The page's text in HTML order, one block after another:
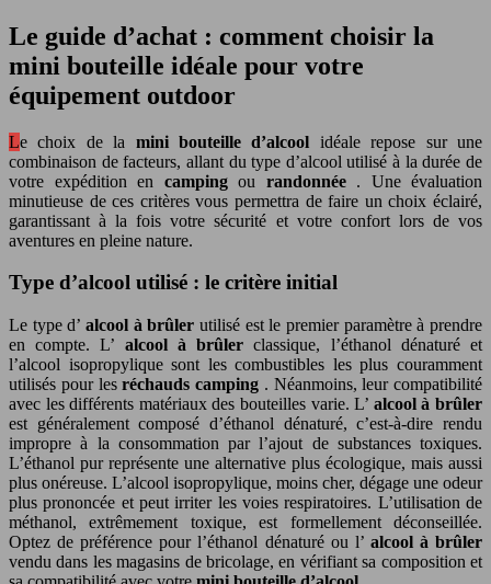
Le guide d’achat : comment choisir la
mini bouteille idéale pour votre
équipement outdoor
Le choix de la mini bouteille d’alcool idéale repose sur une
combinaison de facteurs, allant du type d’alcool utilisé à la durée de
votre expédition en camping ou randonnée . Une évaluation
minutieuse de ces critères vous permettra de faire un choix éclairé,
garantissant à la fois votre sécurité et votre confort lors de vos
aventures en pleine nature.
Type d’alcool utilisé : le critère initial
Le type d’ alcool à brûler utilisé est le premier paramètre à prendre
en compte. L’ alcool à brûlerclassique, l’éthanol dénaturé et
l’alcool isopropylique sont les combustibles les plus couramment
utilisés pour lesréchauds camping . Néanmoins, leur compatibilité
avec les différents matériaux des bouteilles varie. L’ alcool à brûler
est généralement composé d’éthanol dénaturé, c’est-à-dire rendu
impropre à la consommation par l’ajout de substances toxiques.
L’éthanol pur représente une alternative plus écologique, mais aussi
plus onéreuse. L’alcool isopropylique, moins cher, dégage une odeur
plus prononcée et peut irriter les voies respiratoires. L’utilisation de
méthanol, extrêmement toxique, est formellement déconseillée.
Optez de préférence pour l’éthanol dénaturé ou l’ alcool à brûler
vendu dans les magasins de bricolage, en vérifiant sa composition et